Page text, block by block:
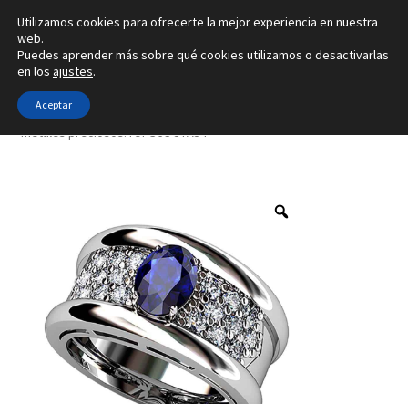
Ir
a
la
navegación
Ir
al
contenido
Inicio
Alianzas
Pendientes
Colgantes
Sobre nosotros
Inicio Tipo de joya
metales preciosos. ref-S6C-57A54
Utilizamos cookies para ofrecerte la mejor experiencia en nuestra
web.
Puedes aprender más sobre qué cookies utilizamos o desactivarlas
en los ajustes.
Aceptar